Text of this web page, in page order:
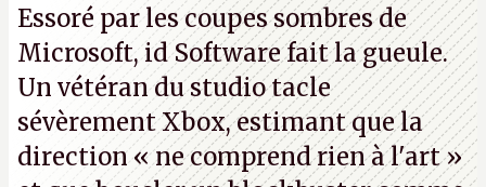
annoncer que Destiny’s Swordserait unfree-to-
playvertueux, puisque sansloot boxesni autres
saloperies..
Essoré par les coupes sombres de
Microsoft, id Software fait la gueule.
Un vétéran du studiotacle
sévèrement Xbox, estimant que la
direction« ne comprend rien à l'art »